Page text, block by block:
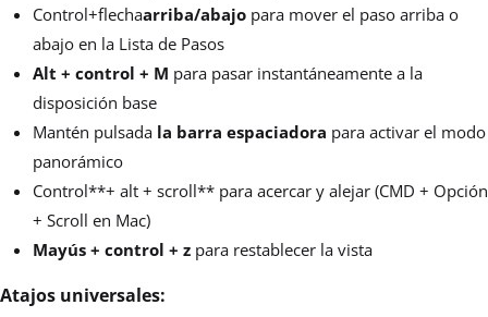
Control+flechaarriba/abajo para mover el paso arriba o
abajo en la Lista de Pasos
Alt + control + M para pasar instantáneamente a la
disposición base
Mantén pulsada la barra espaciadora para activar el modo
panorámico
Control**+ alt + scroll** para acercar y alejar (CMD + Opción
+ Scroll en Mac)
Mayús + control + z para restablecer la vista
Atajos universales: